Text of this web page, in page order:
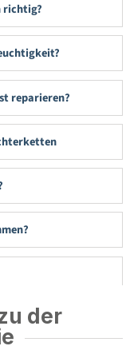
reparieren?
der